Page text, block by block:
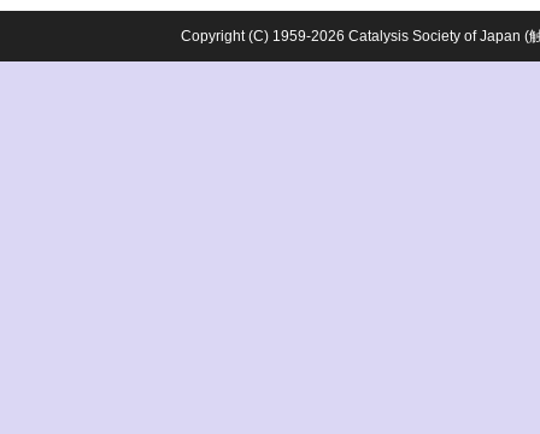
Copyright (C) 1959-2026 Catalysis Society of Japan (